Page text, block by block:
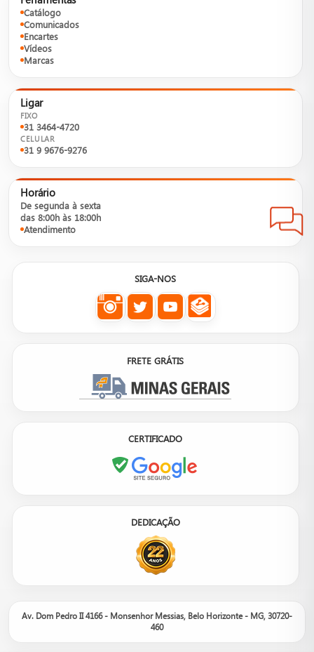
Catálogo
Comunicados
Encartes
Vídeos
Marcas
Ligar
FIXO
31 3464-4720
CELULAR
31 9 9676-9276
Horário
De segunda à sexta
das 8:00h às 18:00h
Atendimento
SIGA-NOS
FRETE GRÁTIS
CERTIFICADO
DEDICAÇÃO
Av. Dom Pedro II 4166 - Monsenhor Messias, Belo Horizonte - MG, 30720-
460